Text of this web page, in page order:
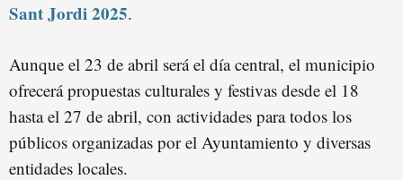
Sant Jordi 2025.
Aunque el 23 de abril será el día central, el municipio
ofrecerá propuestas culturales y festivas desde el 18
hasta el 27 de abril, con actividades para todos los
públicos organizadas por el Ayuntamiento y diversas
entidades locales.